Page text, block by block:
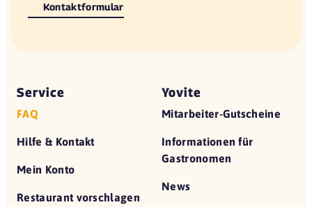
Kontaktformular
Service
FAQ
Hilfe & Kontakt
Mein Konto
Restaurant vorschlagen
Yovite
Mitarbeiter-Gutscheine
Informationen für
Gastronomen
News